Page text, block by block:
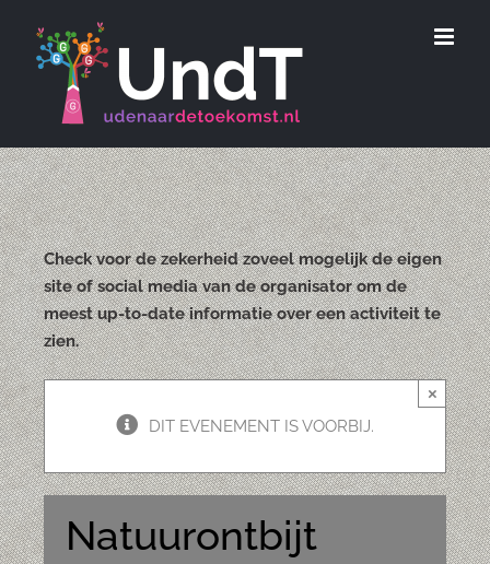
Check voor de zekerheid zoveel mogelijk de eigen
site of social media van de organisator om de
meest up-to-date informatie over een activiteit te
zien.
DIT EVENEMENT IS VOORBIJ.
×
Natuurontbijt